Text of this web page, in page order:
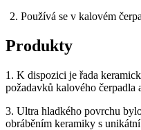
2. Používá se v kalovém
Produkty
1. K dispozici je řada
požadavků kalového čerpadla
3. Ultra hladkého povrchu
obráběním keramiky s